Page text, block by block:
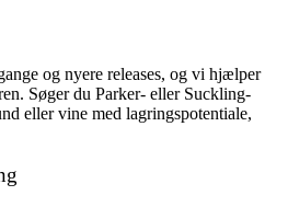
og nyere releases, og vi hjælper
Søger du Parker- eller Suckling-
eller vine med lagringspotentiale,